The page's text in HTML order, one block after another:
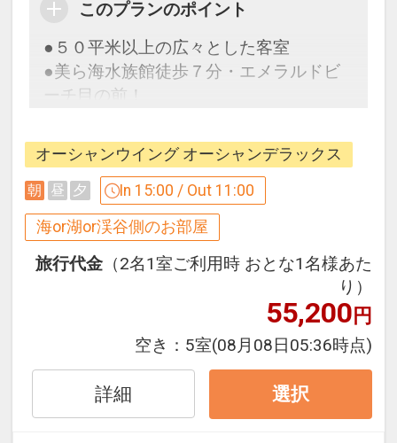
このプランのポイント
●５０平米以上の広々とした客室
●美ら海水族館徒歩７分・エメラルドビ
ーチ目の前！
ここがポイント！
●ウェルカムドリンクとして「オリオン
ビール」をご用意！（ソフトドリンクに
も変更可）
※提供場所はホテル到着時にご確認くだ
●ご朝食ブッフェ「The Orion Brasserie
＆ Table」にて、オリオンビールのフリ
ーフローをご用意！
オーシャンウイング オーシャンデラックス
朝 昼 夕 In 15:00 / Out 11:00
海or湖or渓谷側のお部屋
旅行代金 （2名1室ご利用時 おとな1名様あた
り）
55,200円
空き： 5室(08月08日05:36時点)
詳細 選択